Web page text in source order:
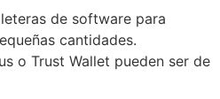
de software para
cantidades.
o Trust Wallet pueden ser de